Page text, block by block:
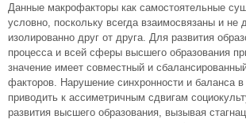
Данные макрофакторы как самостоятельные
условно, поскольку всегда взаимосвязаны и не
изолированно друг от друга. Для развития
процесса и всей сферы высшего образования
значение имеет совместный и
факторов. Нарушение синхронности и баланса
приводить к ассиметричным сдвигам
развития высшего образования, вызывая